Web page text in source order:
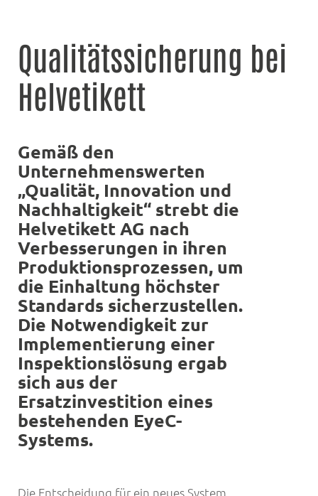
Qualitätssicherung bei
Helvetikett
Gemäß den
Unternehmenswerten
„Qualität, Innovation und
Nachhaltigkeit“ strebt die
Helvetikett AG nach
Verbesserungen in ihren
Produktionsprozessen, um
die Einhaltung höchster
Standards sicherzustellen.
Die Notwendigkeit zur
Implementierung einer
Inspektionslösung ergab
sich aus der
Ersatzinvestition eines
bestehenden EyeC-
Systems.
Die Entscheidung für ein neues System